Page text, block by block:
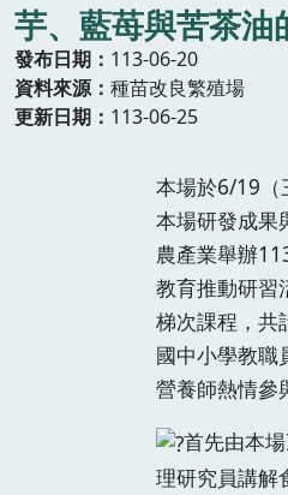
芋、藍苺與苦茶油
發布日期
113-06-20
資料來源
種苗改良繁殖場
更新日期
113-06-25
本場於6/19（
本場研發成果
農產業舉辦
教育推動研習
梯次課程，共
國中小學教職
營養師熱情參
首先由本
理研究員講解